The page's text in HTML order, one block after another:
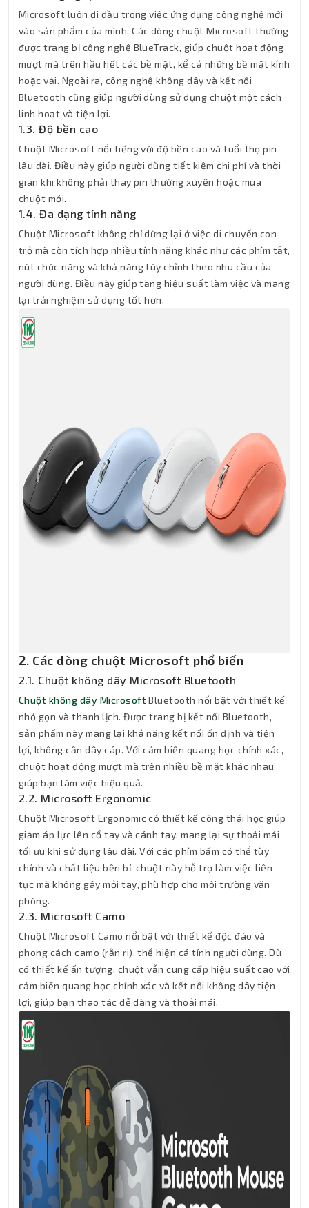
Microsoft luôn đi đầu trong việc ứng dụng công nghệ mới
vào sản phẩm của mình. Các dòng chuột Microsoft thường
được trang bị công nghệ BlueTrack, giúp chuột hoạt động
mượt mà trên hầu hết các bề mặt, kể cả những bề mặt kính
hoặc vải. Ngoài ra, công nghệ không dây và kết nối
Bluetooth cũng giúp người dùng sử dụng chuột một cách
linh hoạt và tiện lợi.
1.3. Độ bền cao
Chuột Microsoft nổi tiếng với độ bền cao và tuổi thọ pin
lâu dài. Điều này giúp người dùng tiết kiệm chi phí và thời
gian khi không phải thay pin thường xuyên hoặc mua
chuột mới.
1.4. Đa dạng tính năng
Chuột Microsoft không chỉ dừng lại ở việc di chuyển con
trỏ mà còn tích hợp nhiều tính năng khác như các phím tắt,
nút chức năng và khả năng tùy chỉnh theo nhu cầu của
người dùng. Điều này giúp tăng hiệu suất làm việc và mang
lại trải nghiệm sử dụng tốt hơn.
2. Các dòng chuột Microsoft phổ biến
2.1. Chuột không dây Microsoft Bluetooth
Chuột không dây MicrosoftBluetooth nổi bật với thiết kế
nhỏ gọn và thanh lịch. Được trang bị kết nối Bluetooth,
sản phẩm này mang lại khả năng kết nối ổn định và tiện
lợi, không cần dây cáp. Với cảm biến quang học chính xác,
chuột hoạt động mượt mà trên nhiều bề mặt khác nhau,
giúp bạn làm việc hiệu quả.
2.2. Microsoft Ergonomic
Chuột Microsoft Ergonomic có thiết kế công thái học giúp
giảm áp lực lên cổ tay và cánh tay, mang lại sự thoải mái
tối ưu khi sử dụng lâu dài. Với các phím bấm có thể tùy
chỉnh và chất liệu bền bỉ, chuột này hỗ trợ làm việc liên
tục mà không gây mỏi tay, phù hợp cho môi trường văn
phòng.
2.3. Microsoft Camo
Chuột Microsoft Camo nổi bật với thiết kế độc đáo và
phong cách camo (rằn ri), thể hiện cá tính người dùng. Dù
có thiết kế ấn tượng, chuột vẫn cung cấp hiệu suất cao với
cảm biến quang học chính xác và kết nối không dây tiện
lợi, giúp bạn thao tác dễ dàng và thoải mái.